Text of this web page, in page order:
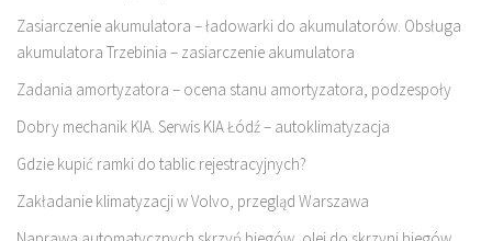
Zasiarczenie akumulatora – ładowarki do akumulatorów. Obsługa
akumulatora Trzebinia – zasiarczenie akumulatora
Zadania amortyzatora – ocena stanu amortyzatora, podzespoły
Dobry mechanik KIA. Serwis KIA Łódź – autoklimatyzacja
Gdzie kupić ramki do tablic rejestracyjnych?
Zakładanie klimatyzacji w Volvo, przegląd Warszawa